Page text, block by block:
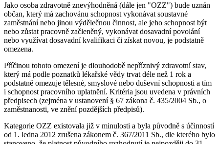
Jako osoba zdravotně znevýhodněná (dále jen "OZZ") bude uznán
občan, který má zachovánu schopnost vykonávat soustavné
zaměstnání nebo jinou výdělečnou činnost, ale jeho schopnost být
nebo zůstat pracovně začleněný, vykonávat dosavadní povolání
nebo využívat dosavadní kvalifikaci či získat novou, je podstatně
omezena.
Příčinou tohoto omezení je dlouhodobě nepříznivý zdravotní stav,
který má podle poznatků lékařské vědy trvat déle než 1 rok a
podstatně omezuje tělesné, smyslové nebo duševní schopnosti a tím
i schopnost pracovního uplatnění. Kritéria jsou uvedena v právních
předpisech (zejména v ustanovení § 67 zákona č. 435/2004 Sb., o
zaměstnanosti, ve znění pozdějších předpisů).
Kategorie OZZ existovala již v minulosti a byla původně s účinností
od 1. ledna 2012 zrušena zákonem č. 367/2011 Sb., dle kterého bylo